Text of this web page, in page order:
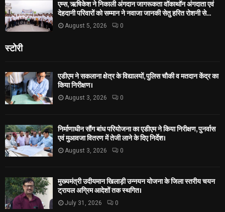
एम्स, ऋषिकेश ने निकाली अंगदान जागरूकता वॉकाथॉन अंगदाता एवं
देहदानी परिवारों को सम्मान ने नवाजा जानकी सेतु हरित रोशनी से...
August 5, 2026 0
स्टोरी
एडीएम ने सकलाना क्षेत्र के विद्यालयों, पुलिस चौकी व मतदान केंद्र का
किया निरीक्षण।
August 3, 2026 0
निर्माणाधीन सौंग बांध परियोजना का एडीएम ने किया निरीक्षण, पुनर्वास
एवं मुआवजा वितरण में तेजी लाने के दिए निर्देश।
August 3, 2026 0
मुख्यमंत्री उदीयमान खिलाड़ी उन्नयन योजना के जिला स्तरीय चयन
ट्रायल अग्रिम आदेशों तक स्थगित।
July 31, 2026 0